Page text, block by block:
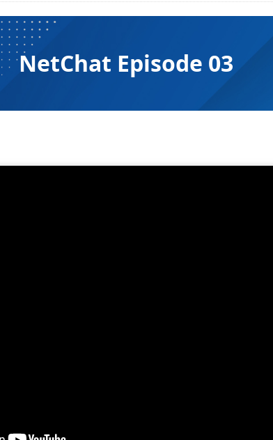
NetChat Episode 03